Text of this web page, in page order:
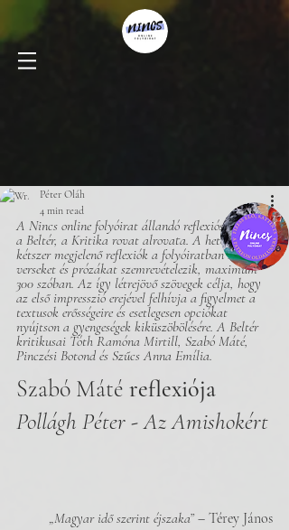
Péter Oláh
4 min read
A Nincs online folyóirat állandó reflexiós bázisa
a Beltér, a Kritika rovat alrovata. A hetente
kétszer megjelenő reflexiók a folyóiratban közölt
verseket és prózákat szemrevételezik, maximum
300 szóban. Az így létrejövő szövegek célja, hogy
az első impresszió erejével felhívja a figyelmet a
textusok erősségeire és esetlegesen opciókat
nyújtson a gyengeségek kiküszöbölésére. A Beltér
kritikusai Tóth Ramóna Mirtill, Szabó Máté,
Pinczési Botond és Szűcs Anna Emília.
Szabó Máté reflexiója
Pollágh Péter - Az Amishokért
„Magyar idő szerint éjszaka” – Térey János